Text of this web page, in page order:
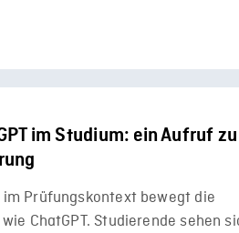
im Studium: ein Aufruf zu
im Prüfungskontext bewegt die
ChatGPT. Studierende sehen